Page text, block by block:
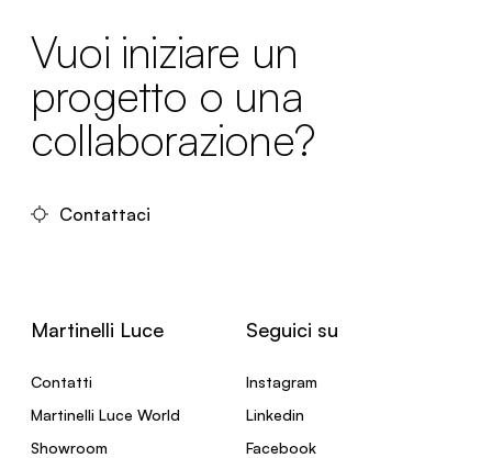
Vuoi iniziare un
progetto o una
collaborazione?
Contattaci
Martinelli Luce
Contatti
Martinelli Luce World
Showroom
Seguici su
Instagram
Linkedin
Facebook